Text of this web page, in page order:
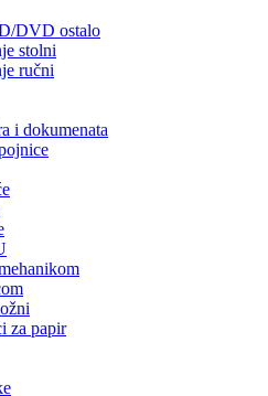
DVD ostalo
stolni
ručni
i dokumenata
za papir